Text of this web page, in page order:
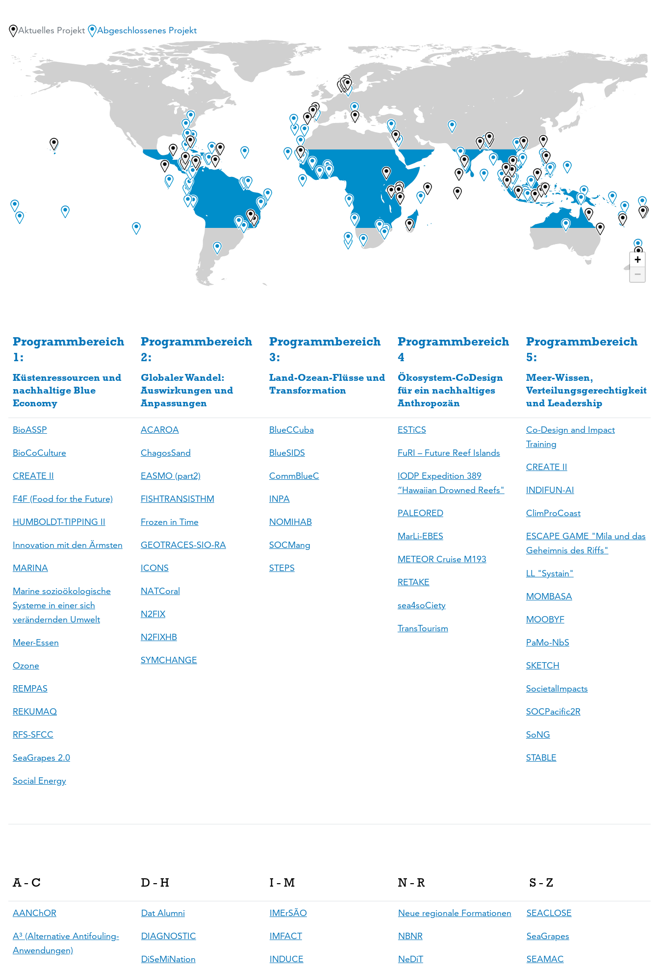
Aktuelles Projekt Abgeschlossenes Projekt
+
−
Programmbereich
1:
Küstenressourcen und
nachhaltige Blue
Economy
Programmbereich
2:
Globaler Wandel:
Auswirkungen und
Anpassungen
Programmbereich
3:
Land-Ozean-Flüsse und
Transformation
Programmbereich
4
Ökosystem-CoDesign
für ein nachhaltiges
Anthropozän
Programmbereich
5:
Meer-Wissen,
Verteilungsgerechtigkeit
und Leadership
BioASSP
BioCoCulture
CREATE II
F4F (Food for the Future)
HUMBOLDT-TIPPING II
Innovation mit den Ärmsten
MARINA
Marine sozioökologische
Systeme in einer sich
verändernden Umwelt
Meer-Essen
Ozone
REMPAS
REKUMAQ
RFS-SFCC
SeaGrapes 2.0
Social Energy
ACAROA
ChagosSand
EASMO (part2)
FISHTRANSISTHM
Frozen in Time
GEOTRACES-SIO-RA
ICONS
NATCoral
N2FIX
N2FIXHB
SYMCHANGE
BlueCCuba
BlueSIDS
CommBlueC
INPA
NOMIHAB
SOCMang
STEPS
ESTiCS
FuRI – Future Reef Islands
IODP Expedition 389
“Hawaiian Drowned Reefs"
PALEORED
MarLi-EBES
METEOR Cruise M193
RETAKE
sea4soCiety
TransTourism
Co-Design and Impact
Training
CREATE II
INDIFUN-AI
ClimProCoast
ESCAPE GAME "Mila und das
Geheimnis des Riffs"
LL "Systain"
MOMBASA
MOOBYF
PaMo-NbS
SKETCH
SocietalImpacts
SOCPacific2R
SoNG
STABLE
A - C D - H I - M N - R S - Z
AANChOR
A³ (Alternative Antifouling-
Anwendungen)
Dat Alumni
DIAGNOSTIC
DiSeMiNation
IMErSÃO
IMFACT
INDUCE
Neue regionale Formationen
NBNR
NeDiT
SEACLOSE
SeaGrapes
SEAMAC